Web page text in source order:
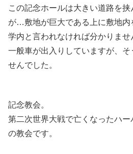
この記念ホールは大きい道路を
が…敷地が巨大である上に敷地内
学内と言われなければ分かりま
一般車が出入りしていますが、そ
せんでした。
記念教会。
第二次世界大戦で亡くなったハ
の教会です。